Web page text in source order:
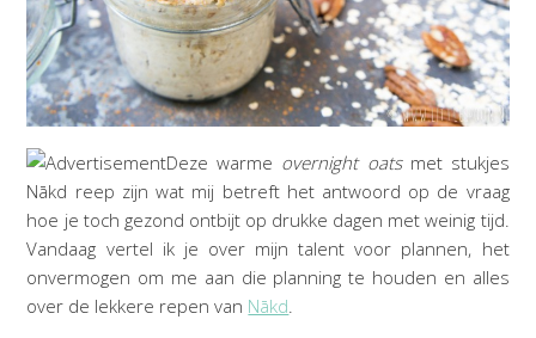
Deze warme overnight oatsmet stukjes
Nākd reep zijn wat mij betreft het antwoord op de vraag
hoe je toch gezond ontbijt op drukke dagen met weinig tijd.
Vandaag vertel ik je over mijn talent voor plannen, het
onvermogen om me aan die planning te houden en alles
over de lekkere repen van Nākd.